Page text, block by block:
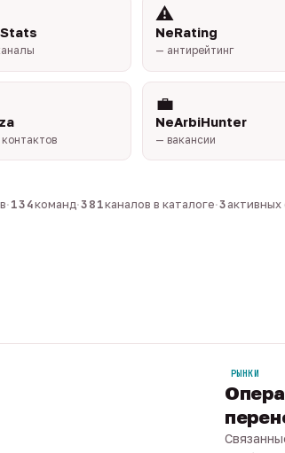
⚠️
NeRating
— антирейтинг
💼
NeArbiHunter
— вакансии
команд·381каналов в каталоге·3активных
РЫНКИ